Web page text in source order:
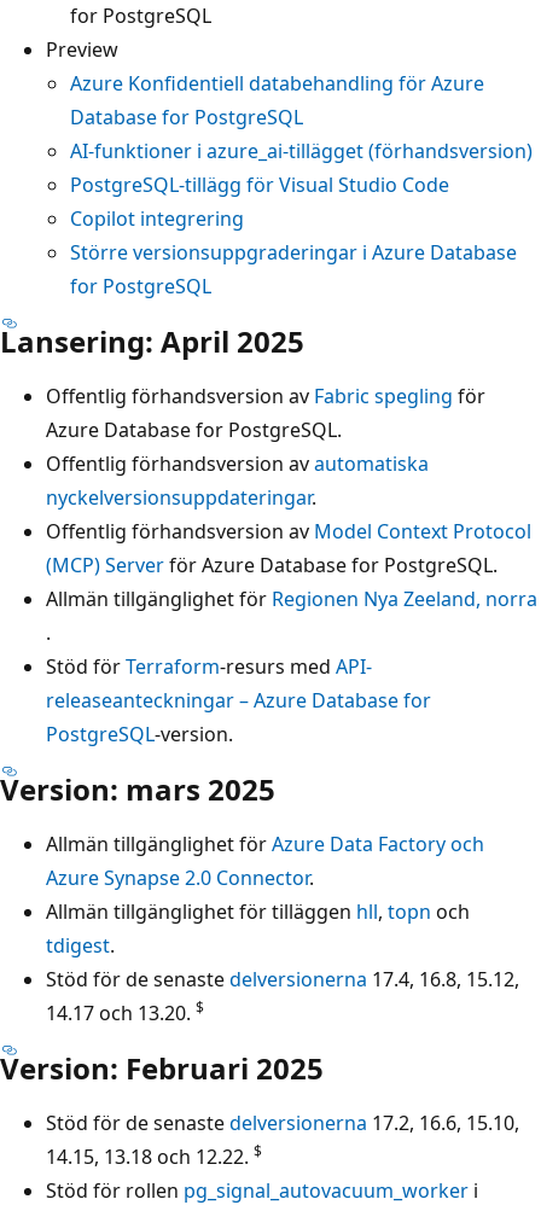
for PostgreSQL
Preview
Azure Konfidentiell databehandling för Azure
Database for PostgreSQL
AI-funktioner i azure_ai-tillägget (förhandsversion)
PostgreSQL-tillägg för Visual Studio Code
Copilot integrering
Större versionsuppgraderingar i Azure Database
for PostgreSQL
Lansering: April 2025
Offentlig förhandsversion av Fabric spegling för
Azure Database for PostgreSQL.
Offentlig förhandsversion avautomatiska
nyckelversionsuppdateringar.
Offentlig förhandsversion av Model Context Protocol
(MCP) Serverför Azure Database for PostgreSQL.
Allmän tillgänglighet för Regionen Nya Zeeland, norra
.
Stöd förTerraform-resurs med API-
releaseanteckningar – Azure Database for
PostgreSQL-version.
Version: mars 2025
Allmän tillgänglighet förAzure Data Factory och
Azure Synapse 2.0 Connector.
Allmän tillgänglighet för tilläggen hll, topn och
tdigest.
Stöd för de senastedelversionerna 17.4, 16.8, 15.12,
14.17 och 13.20. $
Version: Februari 2025
Stöd för de senastedelversionerna 17.2, 16.6, 15.10,
14.15, 13.18 och 12.22. $
Stöd för rollen pg_signal_autovacuum_worker i